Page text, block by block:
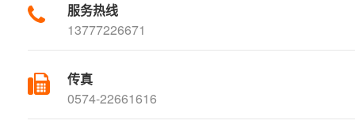
服务热线
13777226671
传真
0574-22661616